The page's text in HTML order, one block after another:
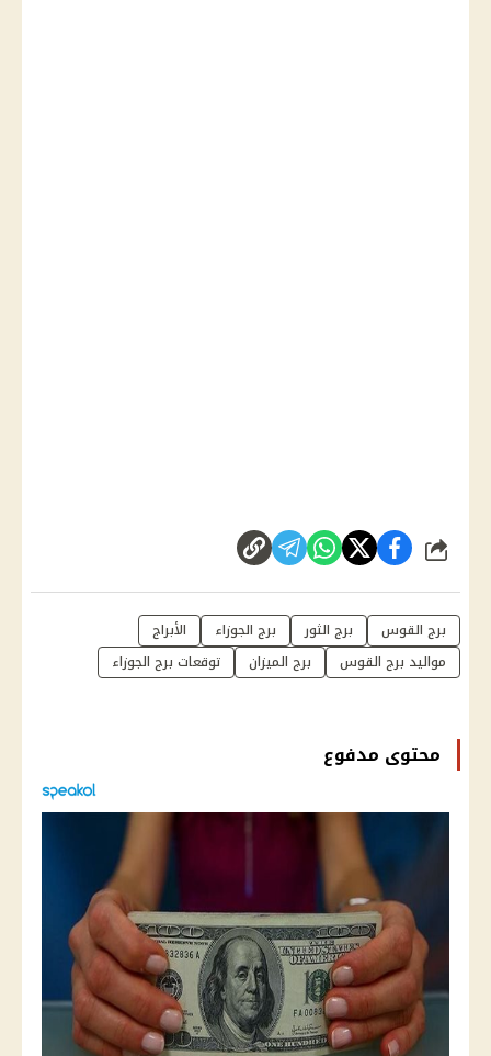
شارك
برج القوس برج الثور برج الجوزاء
الأبراج
مواليد برج القوس
برج الميزان توقعات برج الجوزاء
محتوى مدفوع